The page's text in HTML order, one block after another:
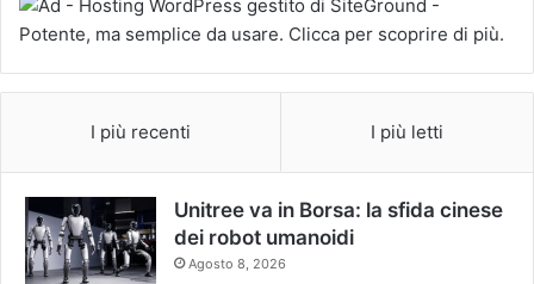
I più recenti I più letti
Unitree va in Borsa: la sfida cinese
dei robot umanoidi
Agosto 8, 2026